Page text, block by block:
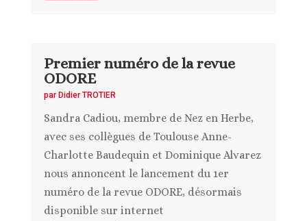
Premier numéro de la revue
ODORE
par Didier TROTIER
Sandra Cadiou, membre de Nez en Herbe,
avec ses collègues de Toulouse Anne-
Charlotte Baudequin et Dominique Alvarez
nous annoncent le lancement du 1er
numéro de la revue ODORE, désormais
disponible sur internet